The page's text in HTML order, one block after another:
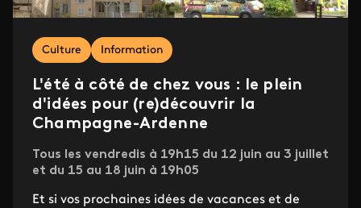
Culture Information
L'été à côté de chez vous : le plein
d'idées pour (re)découvrir la
Champagne-Ardenne
Tous les vendredis à 19h15 du 12 juin au 3 juillet
et du 15 au 18 juin à 19h05
Et si vos prochaines idées de vacances et de